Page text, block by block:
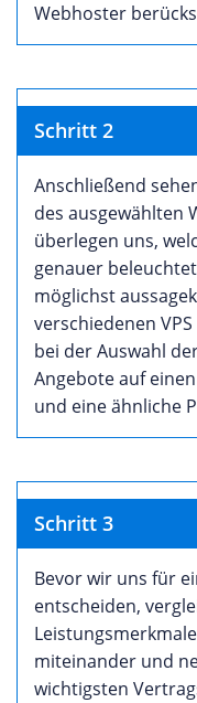
Webhoster
Schritt 2
Anschließend
des ausgewählten
überlegen uns,
genauer
möglichst
verschiedenen
bei der Auswahl
Angebote auf
und eine ähnliche
Schritt 3
Bevor wir uns für
entscheiden,
miteinander und
wichtigsten